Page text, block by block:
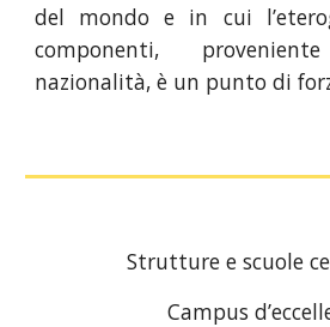
del mondo e in cui
componenti,
nazionalità, è un punto di
Strutture e scuole
Campus